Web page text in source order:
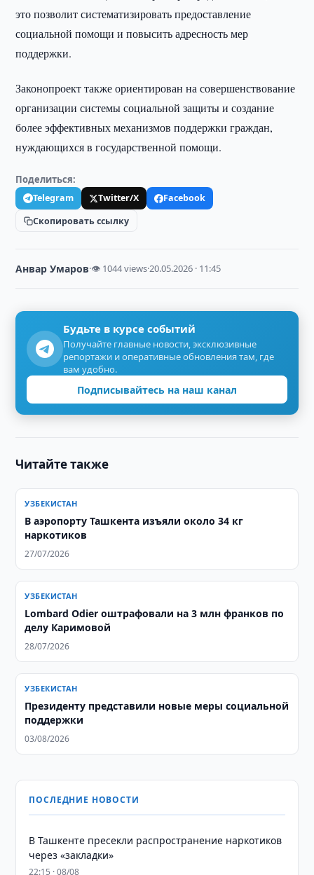
это позволит систематизировать предоставление
социальной помощи и повысить адресность мер
поддержки.
Законопроект также ориентирован на совершенствование
организации системы социальной защиты и создание
более эффективных механизмов поддержки граждан,
нуждающихся в государственной помощи.
Поделиться:
Telegram Twitter/X
Facebook
Скопировать ссылку
Анвар Умаров·👁 1044 views·20.05.2026 · 11:45
Будьте в курсе событий
Получайте главные новости, эксклюзивные
репортажи и оперативные обновления там, где
вам удобно.
Подписывайтесь на наш канал
Читайте также
УЗБЕКИСТАН
В аэропорту Ташкента изъяли около 34 кг
наркотиков
27/07/2026
УЗБЕКИСТАН
Lombard Odier оштрафовали на 3 млн франков по
делу Каримовой
28/07/2026
УЗБЕКИСТАН
Президенту представили новые меры социальной
поддержки
03/08/2026
ПОСЛЕДНИЕ НОВОСТИ
В Ташкенте пресекли распространение наркотиков
через «закладки»
22:15 · 08/08